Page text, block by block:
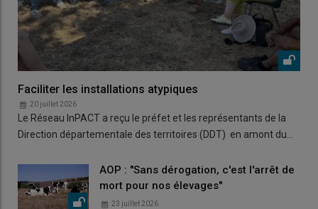
Faciliter les installations atypiques
20 juillet 2026
Le Réseau InPACT a reçu le préfet et les représentants de la
Direction départementale des territoires (DDT) en amont du…
AOP : "Sans dérogation, c'est l'arrêt de
mort pour nos élevages"
23 juillet 2026